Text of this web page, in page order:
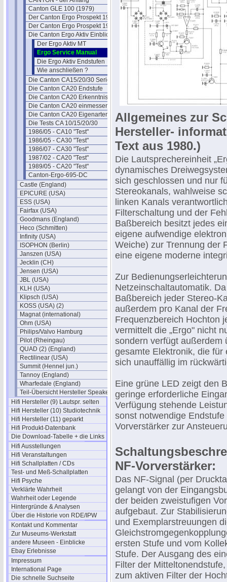
Canton GLE 100 (1979)
Der Canton Ergo Prospekt 1980
Der Canton Ergo Prospekt 1985
Die Canton Ergo Aktiv Einblicke
Der Ergo Aktiv MT
Ergo Service Manual
Die Ergo Aktiv Endstufen
Wie anschließen ?
Die Canton CA15/20/30 Serie
Die Canton CA20 Endstufe
Die Canton CA20 Erkenntnisse
Die Canton CA20 einmessen
Die Canton CA20 Eigenarten
Die Tests CA 10/15/20/30
1986/05 - CA10 "Test"
1986/05 - CA30 "Test"
1986/07 - CA30 "Test"
1987/02 - CA20 "Test"
1989/05 - CA20 "Test"
Canton-Ergo-695-DC
Castle (England)
EPICURE (USA)
ESS (USA)
Fairfax (USA)
Goodmans (England)
Heco (Schmitten)
Infinity (USA)
ISOPHON (Berlin)
Janszen (USA)
Jecklin (CH)
Jensen (USA)
JBL (USA)
KLH (USA)
Klipsch (USA)
KOSS (USA) (2)
Magnat (international)
Ohm (USA)
Philips/Valvo Hamburg
Pilot (Rheingau)
QUAD (2) (England)
Rectilinear (USA)
Summit (Hennel jun.)
Tannoy (England)
Wharfedale (England)
Teil-Übersicht Hersteller Speaker
Hifi Hersteller (9) Lautspr. selten
Hifi Hersteller (10) Studiotechnik
Hifi Hersteller (11) geparkt
Hifi Produkt-Datenbank
Die Download-Tabelle + die Links
Hifi Ausstellungen
Hifi Veranstaltungen
Hifi Schallplatten / CDs
Test- und Meß-Schallplatten
Hifi Psyche
Verklärte Wahrheit
Wahrheit oder Legende
Hintergründe & Analysen
Über die Historie von RDE/IPW
Kontakt und Kommentar
Zur Museums-Werkstatt
andere Museen - Einblicke
Ebay Erlebnisse
Impressum
International Page
Die schnelle Suchseite
Allgemeines zur
Hersteller-
Text aus 1980.)
Die Lautsprechereinheit
dynamisches
sich geschlossen und nur
Stereokanals, wahlweise
linken Kanals
Filterschaltung und der
Baßbereich besitzt jedes
eigene aufwendige
Weiche) zur Trennung der
eine eigene moderne
Zur
Netzeinschaltautomatik.
Baßbereich jeder Stereo-
außerdem pro Kanal der
Frequenzbereich Hochton
vermittelt die „Ergo" nicht
sondern verfügt außerdem
gesamte Elektronik, die
sich unauffällig im
Eine grüne LED zeigt den
geringe erforderliche
Verfügung stehende
sonst notwendige
Vorverstärker zur
NF-Vorverstärker:
Das NF-Signal (per
gelangt von der
der beiden zweistufigen
aufgebaut. Zur
und Exemplarstreuungen
ersten Stufe und vom
Stufe. Der Ausgang des
Filter der
zum aktiven Filter der